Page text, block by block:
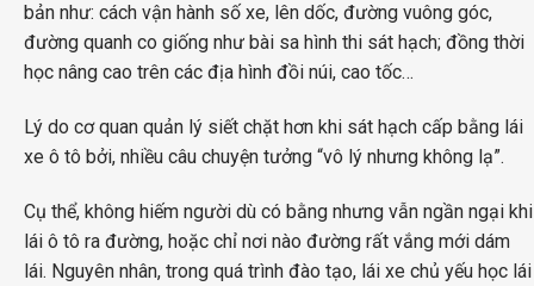
bản như: cách vận hành số xe, lên dốc, đường vuông góc,
đường quanh co giống như bài sa hình thi sát hạch; đồng thời
học nâng cao trên các địa hình đồi núi, cao tốc…
Lý do cơ quan quản lý siết chặt hơn khi sát hạch cấp bằng lái
xe ô tô bởi, nhiều câu chuyện tưởng “vô lý nhưng không lạ”.
Cụ thể, không hiếm người dù có bằng nhưng vẫn ngần ngại khi
lái ô tô ra đường, hoặc chỉ nơi nào đường rất vắng mới dám
lái. Nguyên nhân, trong quá trình đào tạo, lái xe chủ yếu học lái